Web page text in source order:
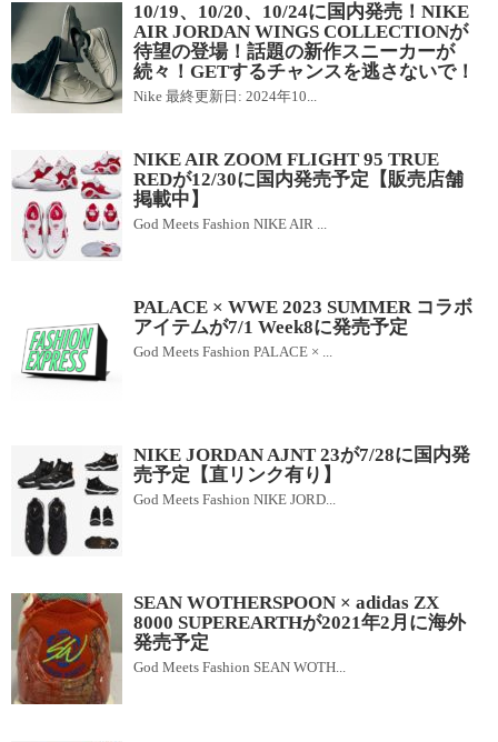
10/19、10/20、10/24に国内発売！NIKE
AIR JORDAN WINGS COLLECTIONが
待望の登場！話題の新作スニーカーが
続々！GETするチャンスを逃さないで！
Nike 最終更新日: 2024年10...
NIKE AIR ZOOM FLIGHT 95 TRUE
REDが12/30に国内発売予定【販売店舗
掲載中】
God Meets Fashion NIKE AIR ...
PALACE × WWE 2023 SUMMER コラボ
アイテムが7/1 Week8に発売予定
God Meets Fashion PALACE × ...
NIKE JORDAN AJNT 23が7/28に国内発
売予定【直リンク有り】
God Meets Fashion NIKE JORD...
SEAN WOTHERSPOON × adidas ZX
8000 SUPEREARTHが2021年2月に海外
発売予定
God Meets Fashion SEAN WOTH...